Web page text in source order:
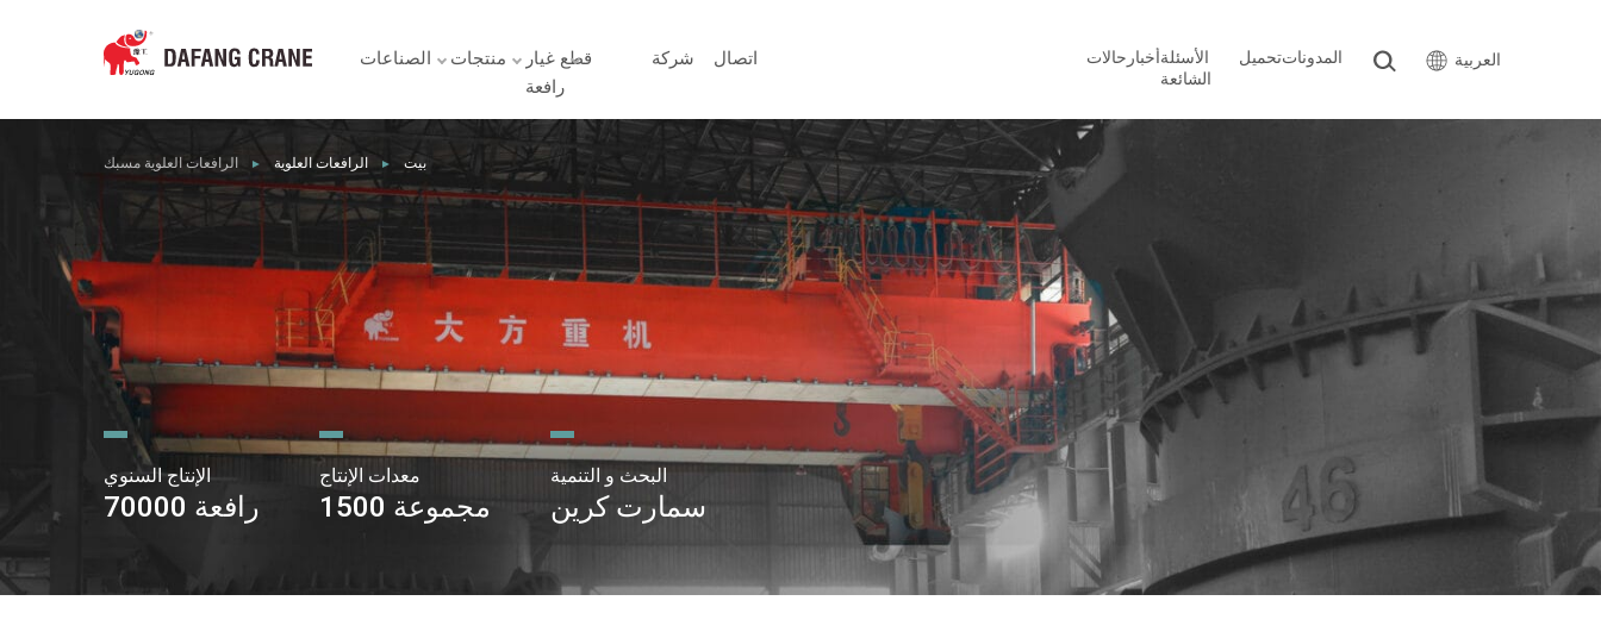
الصناعات منتجات
قطع غيار
رافعة
شركة اتصال حالاتأخبارالأسئلة
الشائعة
تحميلالمدونات العربية
بيت ► الرافعات العلوية ► الرافعات العلوية مسبك
الإنتاج السنوي
70000 رافعة
معدات الإنتاج
1500 مجموعة
البحث و التنمية
سمارت كرين